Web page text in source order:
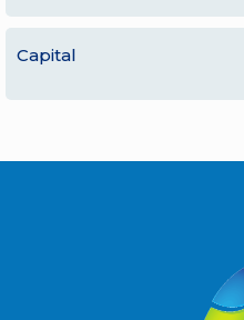
Capital